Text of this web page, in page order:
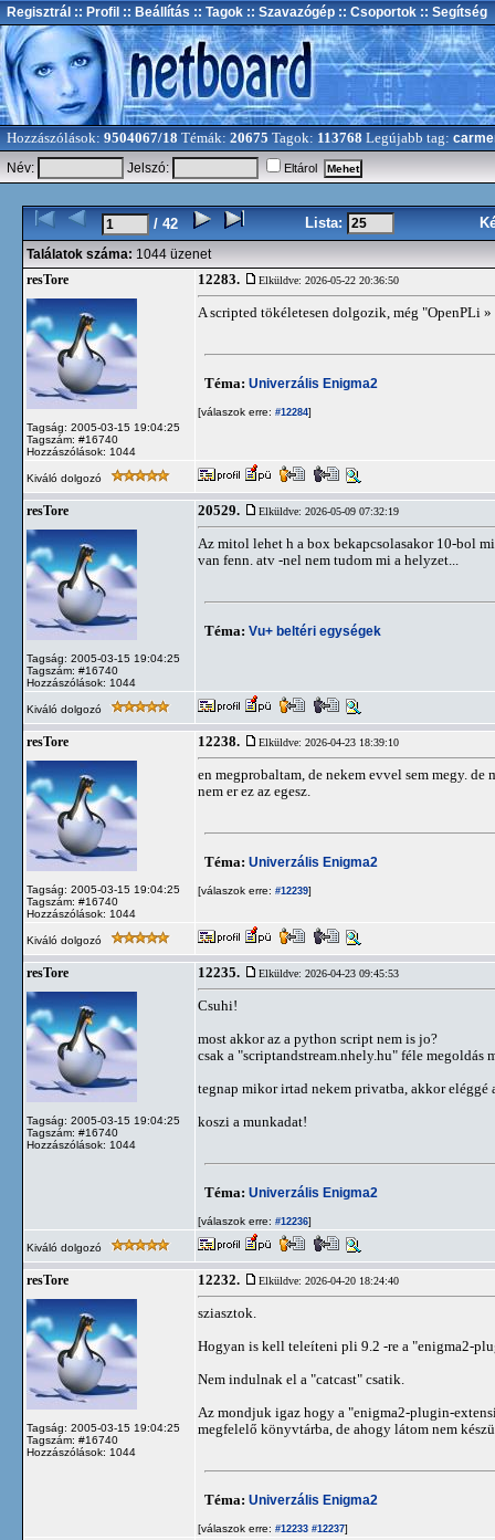
Regisztrál :: Profil :: Beállítás :: Tagok :: Szavazógép :: Csoportok :: Segítség
Hozzászólások: 9504067/18 Témák: 20675 Tagok: 113768 Legújabb tag:
Név:
Jelszó: Eltárol
/ 42 Lista:
Találatok száma: 1044 üzenet
resTore
Tagság: 2005-03-15 19:04:25
Tagszám: #16740
Hozzászólások: 1044
12283. Elküldve: 2026-05-22 20:36:50
A scripted tökéletesen dolgozik, még "OpenPLi
Téma: Univerzális Enigma2
[válaszok erre: #12284]
Kiváló dolgozó
resTore
Tagság: 2005-03-15 19:04:25
Tagszám: #16740
Hozzászólások: 1044
20529. Elküldve: 2026-05-09 07:32:19
Az mitol lehet h a box bekapcsolasakor 10-bol
van fenn. atv -nel nem tudom mi a helyzet...
Téma: Vu+ beltéri egységek
Kiváló dolgozó
resTore
Tagság: 2005-03-15 19:04:25
Tagszám: #16740
Hozzászólások: 1044
12238. Elküldve: 2026-04-23 18:39:10
en megprobaltam, de nekem evvel sem megy.
nem er ez az egesz.
Téma: Univerzális Enigma2
[válaszok erre: #12239]
Kiváló dolgozó
resTore
Tagság: 2005-03-15 19:04:25
Tagszám: #16740
Hozzászólások: 1044
12235. Elküldve: 2026-04-23 09:45:53
Csuhi!
most akkor az a python script nem is jo?
csak a "scriptandstream.nhely.hu" féle megoldás
tegnap mikor irtad nekem privatba, akkor
koszi a munkadat!
Téma: Univerzális Enigma2
[válaszok erre: #12236]
Kiváló dolgozó
resTore
Tagság: 2005-03-15 19:04:25
Tagszám: #16740
Hozzászólások: 1044
12232. Elküldve: 2026-04-20 18:24:40
sziasztok.
Hogyan is kell teleíteni pli 9.2 -re a "enigma2-
Nem indulnak el a "catcast" csatik.
Az mondjuk igaz hogy a "enigma2-plugin-
megfelelő könyvtárba, de ahogy látom nem
Téma: Univerzális Enigma2
[válaszok erre: #12233 #12237]